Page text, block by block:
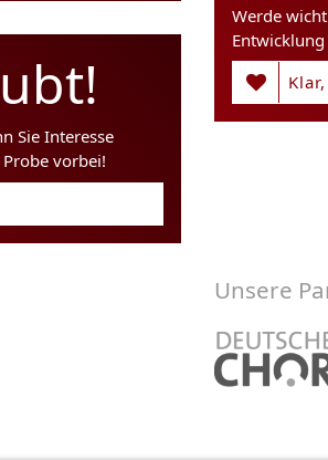
Sie Interesse
vorbei!
Werde
Unsere